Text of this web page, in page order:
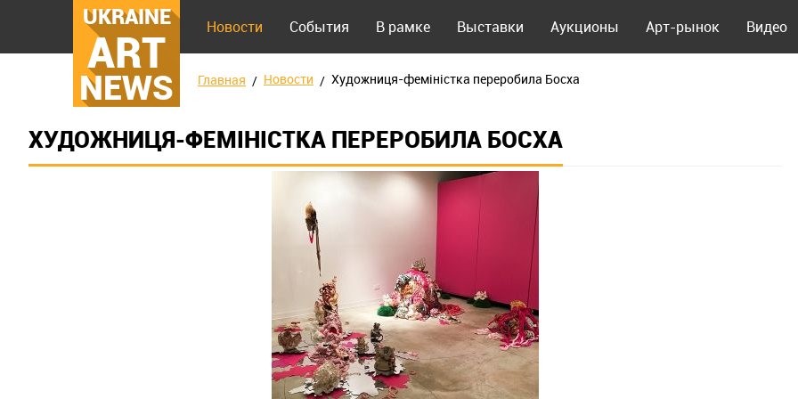
UKRAINE
ART
NEWS
Новости События В рамке Выставки Аукционы Арт-рынок Видео
Главная Новости Художниця-феміністка переробила Босха
ХУДОЖНИЦЯ-ФЕМІНІСТКА ПЕРЕРОБИЛА БОСХА